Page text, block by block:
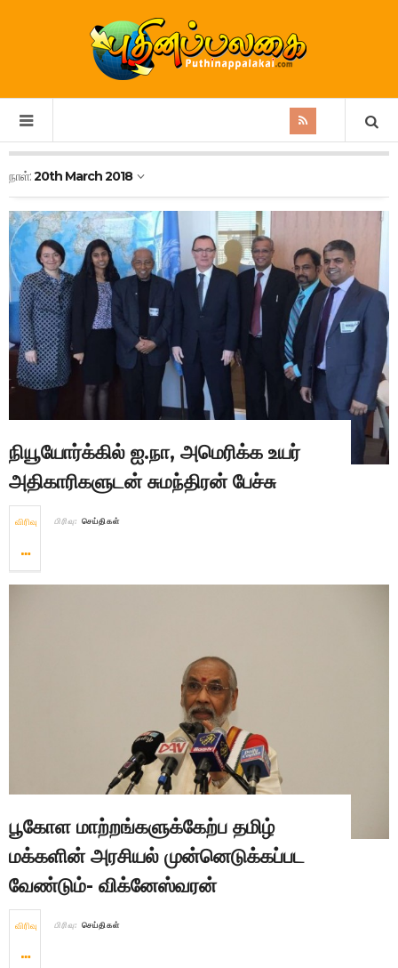
நாள்:20th March 2018
நியூயோர்க்கில் ஐ.நா, அமெரிக்க உயர்
அதிகாரிகளுடன் சுமந்திரன் பேச்சு
விரிவு பிரிவு: செய்திகள்
பூகோள மாற்றங்களுக்கேற்ப தமிழ்
மக்களின் அரசியல் முன்னெடுக்கப்பட
வேண்டும்- விக்னேஸ்வரன்
விரிவு பிரிவு: செய்திகள்